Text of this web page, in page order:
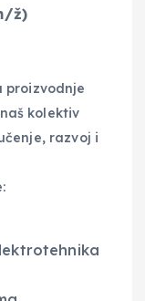
ž)
proizvodnje
kolektiv
razvoj i